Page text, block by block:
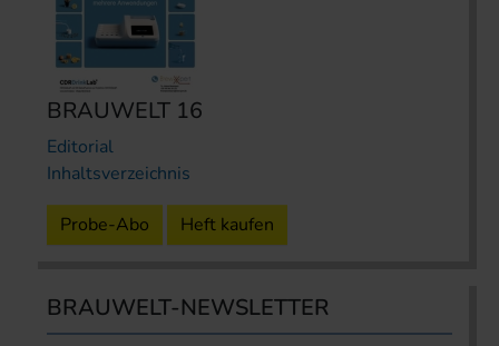
BRAUWELT 16
Editorial
Inhaltsverzeichnis
Probe-Abo Heft kaufen
BRAUWELT-NEWSLETTER